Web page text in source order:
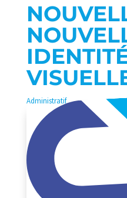
Administratif